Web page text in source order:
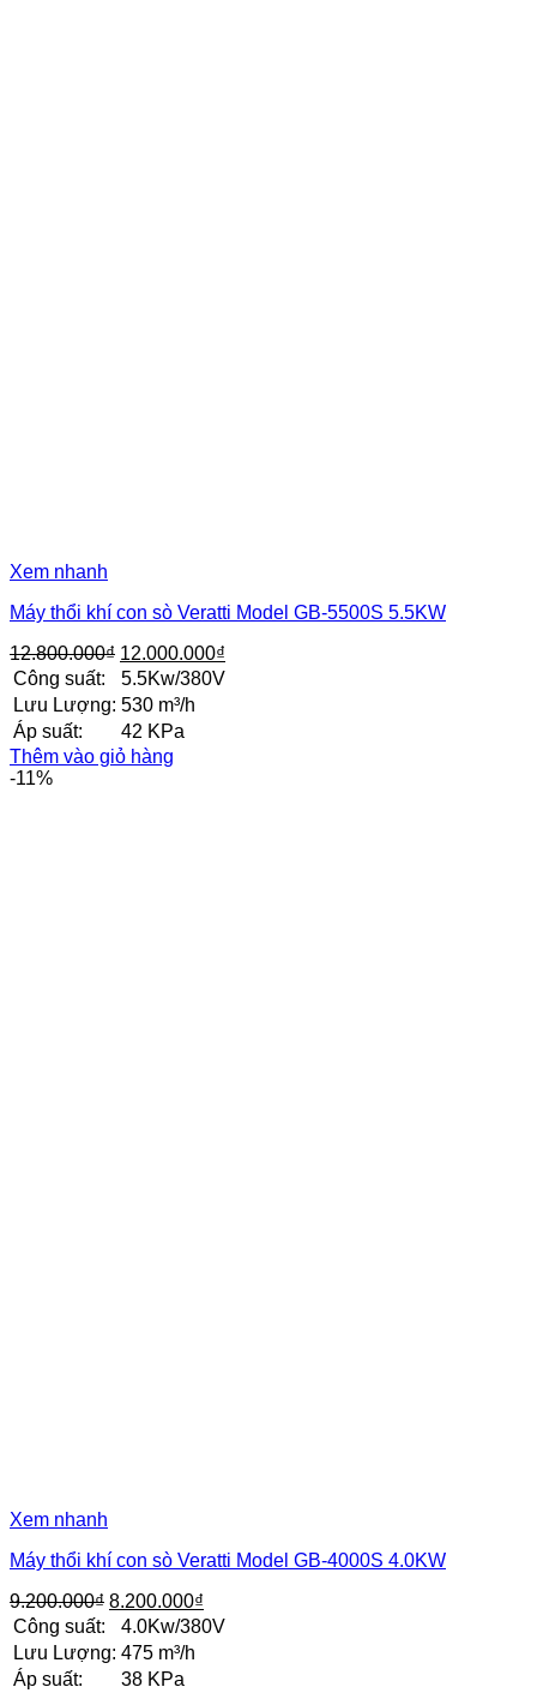
Xem nhanh
Máy thổi khí con sò Veratti Model GB-5500S 5.5KW
12.800.000₫ Giá
gốc
là:
12.800.000₫.
12.000.000₫
hiện
Công suất:
5.5Kw/380V
Lưu Lượng: 530 m³/h
Áp suất:
42 KPa
Thêm vào giỏ hàng
-11%
Xem nhanh
Máy thổi khí con sò Veratti Model GB-4000S 4.0KW
9.200.000₫ Giá
gốc
là:
9.200.000₫.
8.200.000₫
hiện
Công suất:
4.0Kw/380V
Lưu Lượng: 475 m³/h
Áp suất:
38 KPa